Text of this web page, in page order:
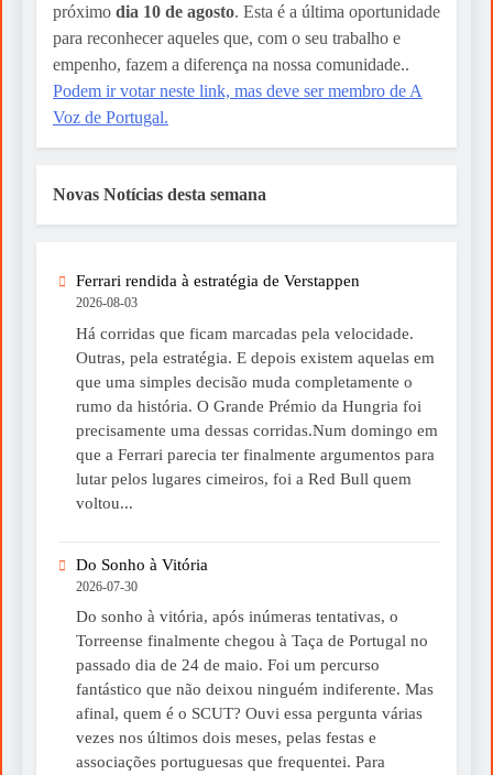
próximo dia 10 de agosto. Esta é a última oportunidade
para reconhecer aqueles que, com o seu trabalho e
empenho, fazem a diferença na nossa comunidade..
Podem ir votar neste link, mas deve ser membro de A
Voz de Portugal.
Novas Notícias desta semana
Ferrari rendida à estratégia de Verstappen
2026-08-03
Há corridas que ficam marcadas pela velocidade.
Outras, pela estratégia. E depois existem aquelas em
que uma simples decisão muda completamente o
rumo da história. O Grande Prémio da Hungria foi
precisamente uma dessas corridas.Num domingo em
que a Ferrari parecia ter finalmente argumentos para
lutar pelos lugares cimeiros, foi a Red Bull quem
voltou...
Do Sonho à Vitória
2026-07-30
Do sonho à vitória, após inúmeras tentativas, o
Torreense finalmente chegou à Taça de Portugal no
passado dia de 24 de maio. Foi um percurso
fantástico que não deixou ninguém indiferente. Mas
afinal, quem é o SCUT? Ouvi essa pergunta várias
vezes nos últimos dois meses, pelas festas e
associações portuguesas que frequentei. Para